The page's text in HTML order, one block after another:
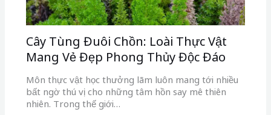
Cây Tùng Đuôi Chồn: Loài Thực Vật
Mang Vẻ Đẹp Phong Thủy Độc Đáo
Môn thực vật học thưởng lãm luôn mang tới nhiều
bất ngờ thú vị cho những tâm hồn say mê thiên
nhiên. Trong thế giới…